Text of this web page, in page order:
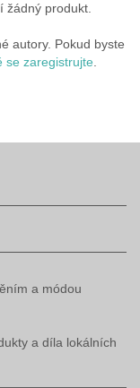
žádný produkt.
autory. Pokud byste
se zaregistrujte
a módou
a díla lokálních